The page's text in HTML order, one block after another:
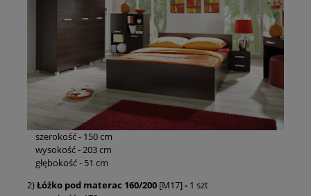
szerokość - 150 cm
wysokość - 203 cm
głębokość - 51 cm
2)Łóżko pod materac 160/200 [M17]- 1 szt